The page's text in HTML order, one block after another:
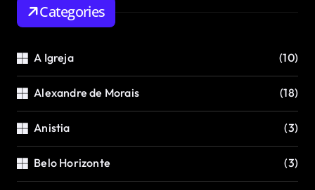
Categories
A Igreja (10)
Alexandre de Morais (18)
Anistia (3)
Belo Horizonte (3)